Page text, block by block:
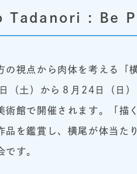
Tadanori : Be
視点から肉体を考える「
（土）から８月24日（日
術館で開催されます。「描
品を鑑賞し、横尾が体当た
です。